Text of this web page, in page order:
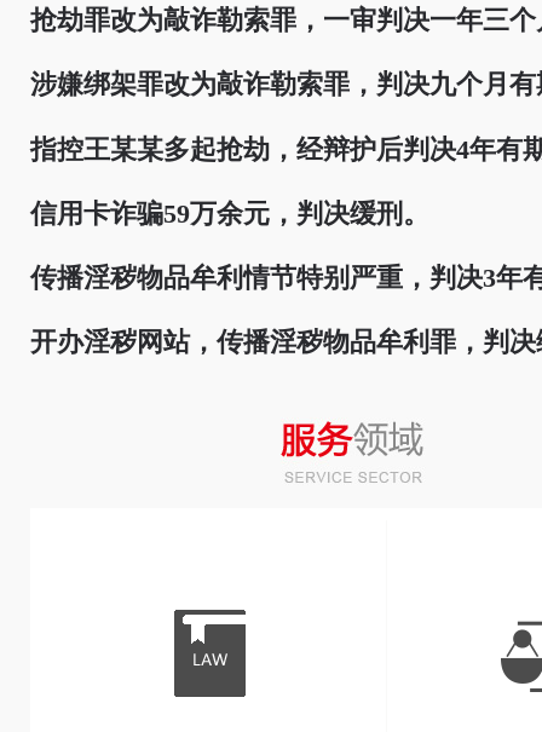
抢劫罪改为敲诈勒索罪，一审判决一年三个
涉嫌绑架罪改为敲诈勒索罪，判决九个月
指控王某某多起抢劫，经辩护后判决4年有
信用卡诈骗59万余元，判决缓刑。
传播淫秽物品牟利情节特别严重，判决3年
开办淫秽网站，传播淫秽物品牟利罪，判